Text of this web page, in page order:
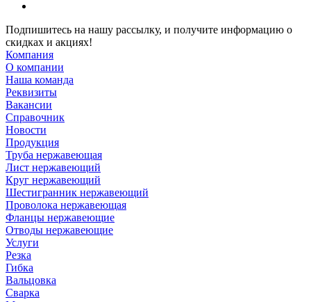
Подпишитесь на нашу рассылку, и получите информацию о
скидках и акциях!
Компания
О компании
Наша команда
Реквизиты
Вакансии
Справочник
Новости
Продукция
Труба нержавеющая
Лист нержавеющий
Круг нержавеющий
Шестигранник нержавеющий
Проволока нержавеющая
Фланцы нержавеющие
Отводы нержавеющие
Услуги
Резка
Гибка
Вальцовка
Сварка